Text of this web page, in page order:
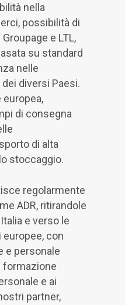
nella
possibilità di
e LTL,
su standard
nelle
diversi Paesi.
europea,
di consegna
di alta
stoccaggio.
regolarmente
ADR, ritirandole
e verso le
con
e personale
formazione
e ai
partner,